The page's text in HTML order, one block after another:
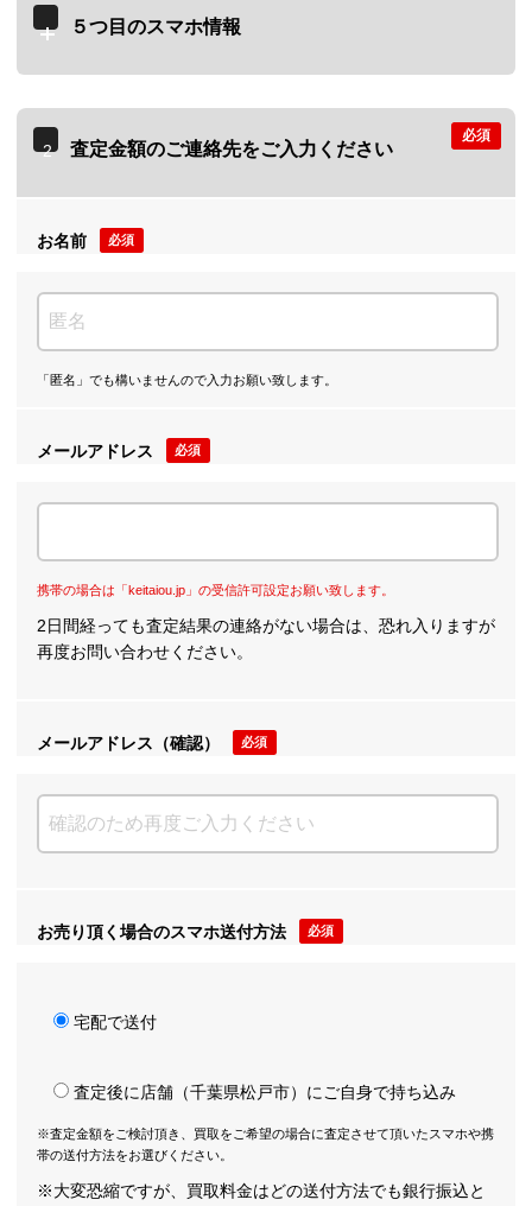
５つ目のスマホ情報
2 査定金額のご連絡先をご入力ください
必須
お名前 必須
「匿名」でも構いませんので入力お願い致します。
メールアドレス 必須
携帯の場合は「keitaiou.jp」の受信許可設定お願い致します。
2日間経っても査定結果の連絡がない場合は、恐れ入りますが
再度お問い合わせください。
メールアドレス（確認） 必須
お売り頂く場合のスマホ送付方法 必須
宅配で送付
査定後に店舗（千葉県松戸市）にご自身で持ち込み
※査定金額をご検討頂き、買取をご希望の場合に査定させて頂いたスマホや携
帯の送付方法をお選びください。
※大変恐縮ですが、買取料金はどの送付方法でも銀行振込と